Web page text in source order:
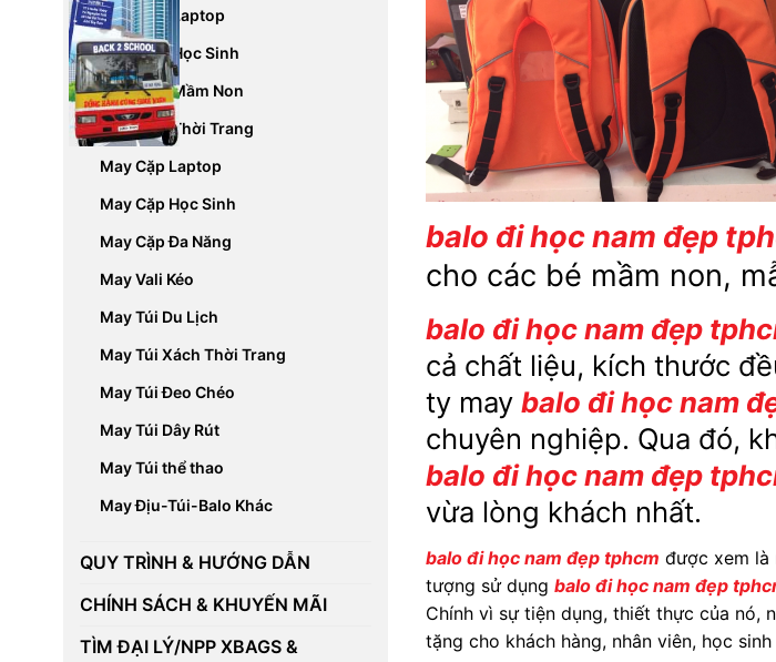
May Balo Laptop
May Balo Học Sinh
May Balo Mầm Non
May Balo Thời Trang
May Cặp Laptop
May Cặp Học Sinh
May Cặp Đa Năng
May Vali Kéo
May Túi Du Lịch
May Túi Xách Thời Trang
May Túi Đeo Chéo
May Túi Dây Rút
May Túi thể thao
May Địu-Túi-Balo Khác
QUY TRÌNH & HƯỚNG DẪN
CHÍNH SÁCH & KHUYẾN MÃI
TÌM ĐẠI LÝ/NPP XBAGS &
balo đi học nam đẹp
cho các bé mầm non,
balo đi học nam đẹp
cả chất liệu, kích thước
ty maybalo đi học nam
chuyên nghiệp. Qua đó,
balo đi học nam đẹp
vừa lòng khách nhất.
balo đi học nam đẹp tphcm được xem là
tượng sử dụngbalo đi học nam đẹp
Chính vì sự tiện dụng, thiết thực của nó,
tặng cho khách hàng, nhân viên, học sinh